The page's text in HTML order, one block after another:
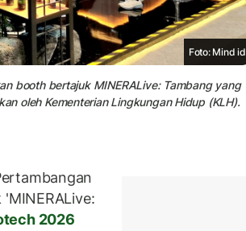
Foto: Mind id
booth bertajuk MINERALive: Tambang yang
oleh Kementerian Lingkungan Hidup (KLH).
2026